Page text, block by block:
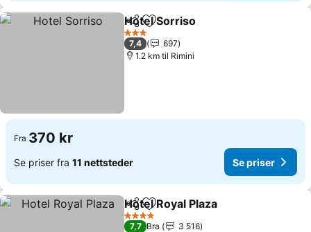
Del Legg til i favoritter
Hotel Sorriso
3 Stjerner
7,4
697
1.2 km til Rimini
Fra 370 kr
Se priser fra 11 nettsteder Se priser
Del Legg til i favoritter
Hotel Royal Plaza
4 Stjerner
7,7 Bra
3 516